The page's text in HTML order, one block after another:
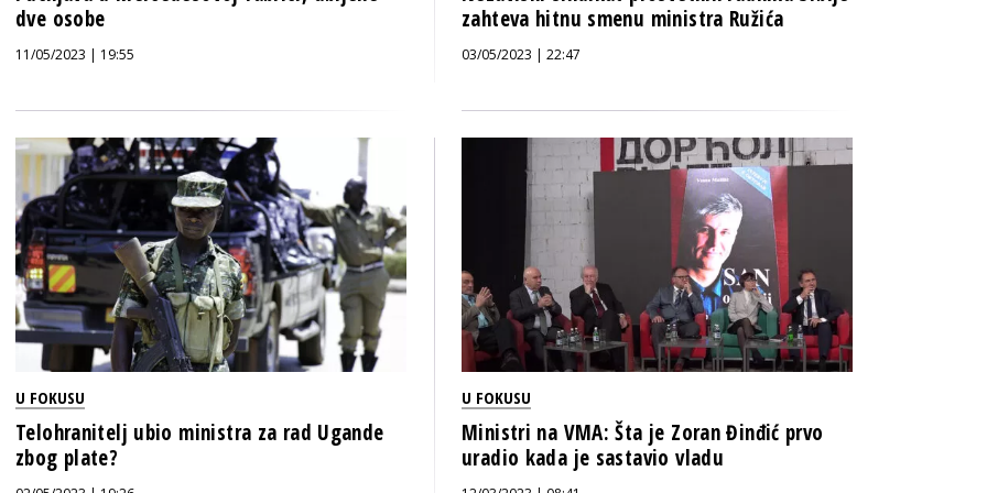
dve osobe
11/05/2023 | 19:55
zahteva hitnu smenu ministra Ružića
03/05/2023 | 22:47
U FOKUSU
Telohranitelj ubio ministra za rad Ugande
zbog plate?
U FOKUSU
Ministri na VMA: Šta je Zoran Đinđić prvo
uradio kada je sastavio vladu